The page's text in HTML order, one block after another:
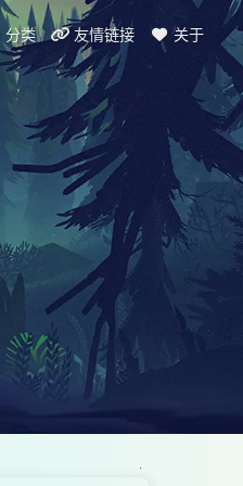
分类 友情链接 关于